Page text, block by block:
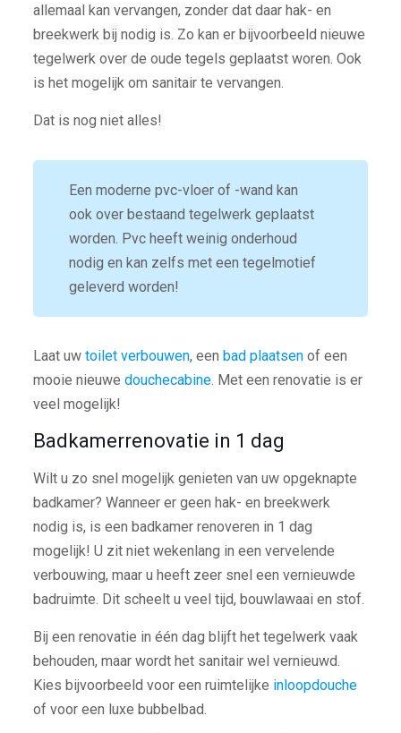
allemaal kan vervangen, zonder dat daar hak- en
breekwerk bij nodig is. Zo kan er bijvoorbeeld nieuwe
tegelwerk over de oude tegels geplaatst woren. Ook
is het mogelijk om sanitair te vervangen.
Dat is nog niet alles!
Een moderne pvc-vloer of -wand kan
ook over bestaand tegelwerk geplaatst
worden. Pvc heeft weinig onderhoud
nodig en kan zelfs met een tegelmotief
geleverd worden!
Laat uw toilet verbouwen, een bad plaatsenof een
mooie nieuwe douchecabine. Met een renovatie is er
veel mogelijk!
Badkamerrenovatie in 1 dag
Wilt u zo snel mogelijk genieten van uw opgeknapte
badkamer? Wanneer er geen hak- en breekwerk
nodig is, is een badkamer renoveren in 1 dag
mogelijk! U zit niet wekenlang in een vervelende
verbouwing, maar u heeft zeer snel een vernieuwde
badruimte. Dit scheelt u veel tijd, bouwlawaai en stof.
Bij een renovatie in één dag blijft het tegelwerk vaak
behouden, maar wordt het sanitair wel vernieuwd.
Kies bijvoorbeeld voor een ruimtelijke inloopdouche
of voor een luxe bubbelbad.